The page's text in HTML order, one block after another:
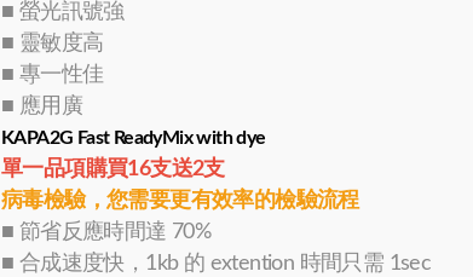
■ 螢光訊號強
■ 靈敏度高
■ 專一性佳
■ 應用廣
KAPA2G Fast ReadyMix with dye
單一品項購買16支送2支
病毒檢驗，您需要更有效率的檢驗流程
■ 節省反應時間達 70%
■ 合成速度快，1kb 的 extention 時間只需 1sec